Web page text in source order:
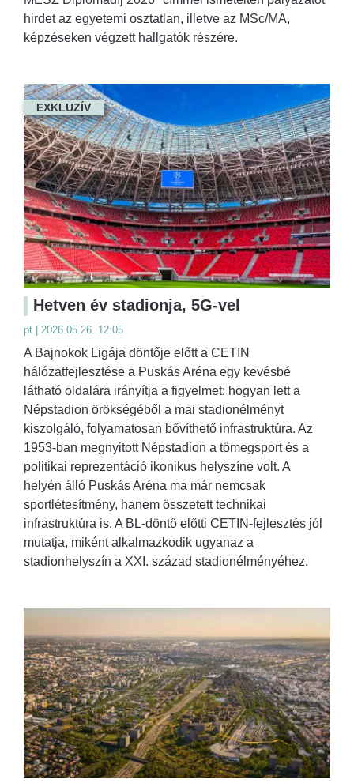
hirdet az egyetemi osztatlan, illetve az MSc/MA,
képzéseken végzett hallgatók részére.
EXKLUZÍV
Hetven év stadionja, 5G-vel
pt | 2026.05.26. 12:05
A Bajnokok Ligája döntője előtt a CETIN
hálózatfejlesztése a Puskás Aréna egy kevésbé
látható oldalára irányítja a figyelmet: hogyan lett a
Népstadion örökségéből a mai stadionélményt
kiszolgáló, folyamatosan bővíthető infrastruktúra. Az
1953-ban megnyitott Népstadion a tömegsport és a
politikai reprezentáció ikonikus helyszíne volt. A
helyén álló Puskás Aréna ma már nemcsak
sportlétesítmény, hanem összetett technikai
infrastruktúra is. A BL-döntő előtti CETIN-fejlesztés jól
mutatja, miként alkalmazkodik ugyanaz a
stadionhelyszín a XXI. század stadionélményéhez.